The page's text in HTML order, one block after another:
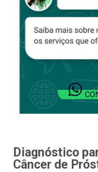
Diagnóstico
Câncer de